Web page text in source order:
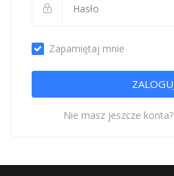
Zapamiętaj mnie
Nie masz jeszcze konta?